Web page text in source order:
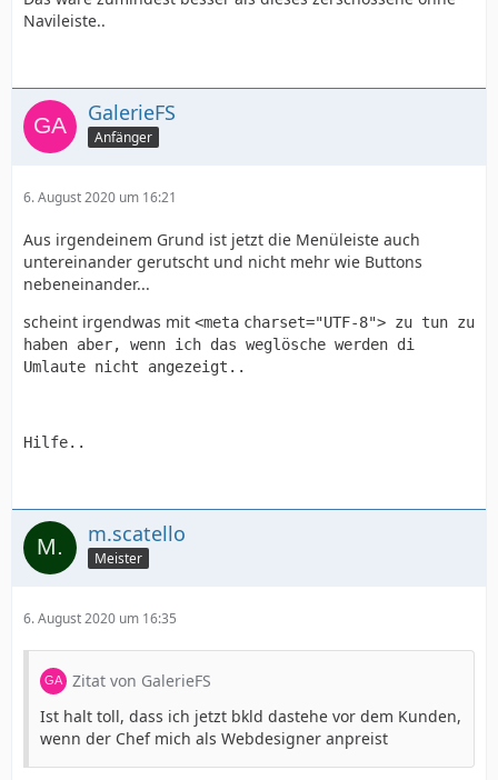
Navileiste..
GalerieFS
Anfänger
6. August 2020 um 16:21
Aus irgendeinem Grund ist jetzt die Menüleiste auch
untereinander gerutscht und nicht mehr wie Buttons
nebeneinander...
scheint irgendwas mit <meta charset="UTF-8"> zu tun zu
haben aber, wenn ich das weglösche werden di
Umlaute nicht angezeigt..
Hilfe..
m.scatello
Meister
6. August 2020 um 16:35
Zitat von GalerieFS
Ist halt toll, dass ich jetzt bkld dastehe vor dem Kunden,
wenn der Chef mich als Webdesigner anpreist